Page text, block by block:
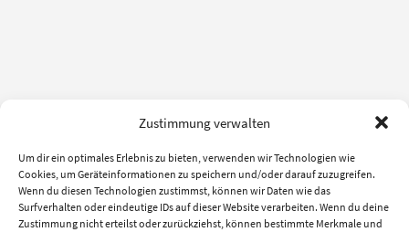
Zustimmung verwalten
Um dir ein optimales Erlebnis zu bieten, verwenden wir Technologien wie
Cookies, um Geräteinformationen zu speichern und/oder darauf zuzugreifen.
Wenn du diesen Technologien zustimmst, können wir Daten wie das
Surfverhalten oder eindeutige IDs auf dieser Website verarbeiten. Wenn du deine
Zustimmung nicht erteilst oder zurückziehst, können bestimmte Merkmale und